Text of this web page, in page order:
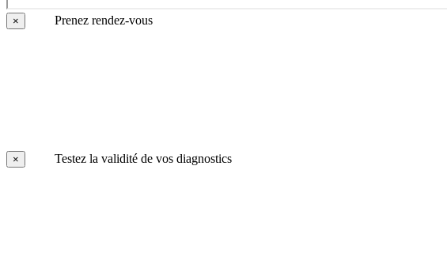
× Prenez rendez-vous
× Testez la validité de vos diagnostics